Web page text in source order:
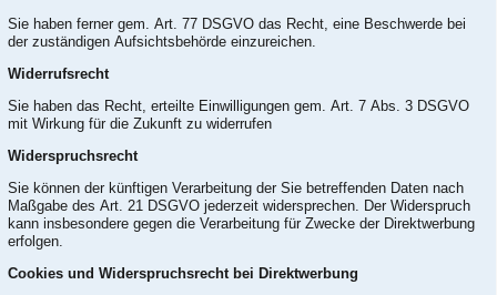
Sie haben ferner gem. Art. 77 DSGVO das Recht, eine Beschwerde bei
der zuständigen Aufsichtsbehörde einzureichen.
Widerrufsrecht
Sie haben das Recht, erteilte Einwilligungen gem. Art. 7 Abs. 3 DSGVO
mit Wirkung für die Zukunft zu widerrufen
Widerspruchsrecht
Sie können der künftigen Verarbeitung der Sie betreffenden Daten nach
Maßgabe des Art. 21 DSGVO jederzeit widersprechen. Der Widerspruch
kann insbesondere gegen die Verarbeitung für Zwecke der Direktwerbung
erfolgen.
Cookies und Widerspruchsrecht bei Direktwerbung